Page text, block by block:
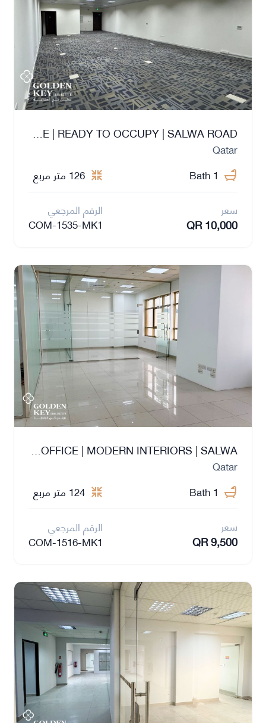
FITTED OFFICE SPACE | READY TO OCCUPY | SALWA ROAD
Qatar
1 Bath
126 متر مربع
سعر
QR 10,000
الرقم المرجعي
COM-1535-MK1
PREMIUM FITTED OFFICE | MODERN INTERIORS | SALWA
Qatar
1 Bath
124 متر مربع
سعر
QR 9,500
الرقم المرجعي
COM-1516-MK1